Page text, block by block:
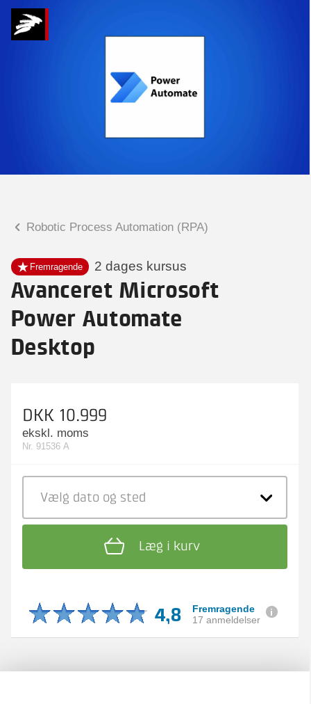
Robotic Process Automation (RPA)
Fremragende 2 dages kursus
Avanceret Microsoft
Power Automate
Desktop
DKK 10.999
ekskl. moms
Nr. 91536 A
Vælg dato og sted
Læg i kurv
4,8
Fremragende
17 anmeldelser
afholdelsessted m.m.
Mette Rosenløv Vad
Hvad kan vi hjælpe